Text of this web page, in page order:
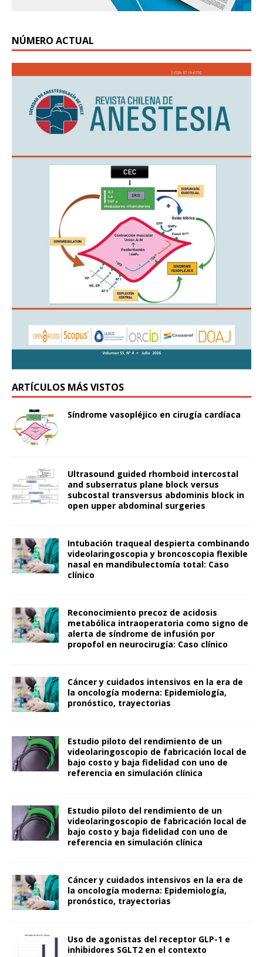
NÚMERO ACTUAL
ARTÍCULOS MÁS VISTOS
Síndrome vasopléjico en cirugía cardíaca
Ultrasound guided rhomboid intercostal
and subserratus plane block versus
subcostal transversus abdominis block in
open upper abdominal surgeries
Intubación traqueal despierta combinando
videolaringoscopia y broncoscopia flexible
nasal en mandibulectomía total: Caso
clínico
Reconocimiento precoz de acidosis
metabólica intraoperatoria como signo de
alerta de síndrome de infusión por
propofol en neurocirugía: Caso clínico
Cáncer y cuidados intensivos en la era de
la oncología moderna: Epidemiología,
pronóstico, trayectorias
Estudio piloto del rendimiento de un
videolaringoscopio de fabricación local de
bajo costo y baja fidelidad con uno de
referencia en simulación clínica
Estudio piloto del rendimiento de un
videolaringoscopio de fabricación local de
bajo costo y baja fidelidad con uno de
referencia en simulación clínica
Cáncer y cuidados intensivos en la era de
la oncología moderna: Epidemiología,
pronóstico, trayectorias
Uso de agonistas del receptor GLP-1 e
inhibidores SGLT2 en el contexto